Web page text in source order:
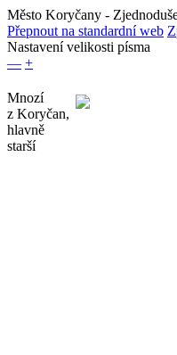
Město Koryčany -
Přepnout na standardní web
Nastavení velikosti písma
— +
Mnozí
z Koryčan,
hlavně
starší